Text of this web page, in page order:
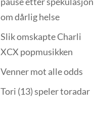
om dårlig helse
Slik omskapte Charli
XCX popmusikken
Venner mot alle odds
Tori (13) speler toradar